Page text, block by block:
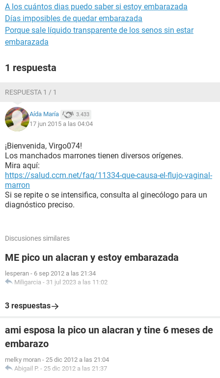
A los cuántos dias puedo saber si estoy embarazada
Días imposibles de quedar embarazada
Porque sale líquido transparente de los senos sin estar
embarazada
1 respuesta
RESPUESTA 1 / 1
Aída María 3.433
17 jun 2015 a las 04:04
¡Bienvenida, Virgo074!
Los manchados marrones tienen diversos orígenes.
Mira aquí:
https://salud.ccm.net/faq/11334-que-causa-el-flujo-vaginal-
marron
Si se repite o se intensifica, consulta al ginecólogo para un
diagnóstico preciso.
Discusiones similares
ME pico un alacran y estoy embarazada
lesperan - 6 sep 2012 a las 21:34
Miligarcia - 31 jul 2023 a las 11:02
3 respuestas
ami esposa la pico un alacran y tine 6 meses de
embarazo
melky moran - 25 dic 2012 a las 21:04
Abigail P. - 25 dic 2012 a las 21:37